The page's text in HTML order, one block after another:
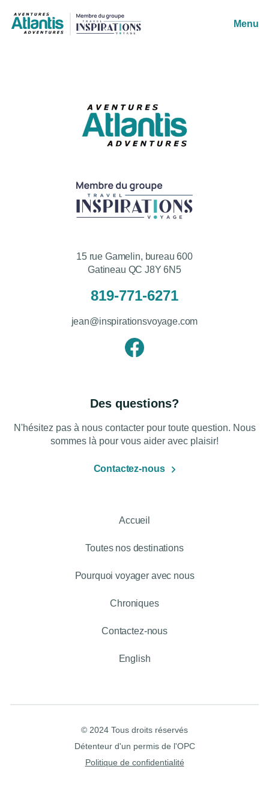
Menu
15 rue Gamelin, bureau 600
Gatineau QC J8Y 6N5
819-771-6271
jean@inspirationsvoyage.com
Des questions?
N'hésitez pas à nous contacter pour toute question. Nous
sommes là pour vous aider avec plaisir!
Contactez-nous
Accueil
Toutes nos destinations
Pourquoi voyager avec nous
Chroniques
Contactez-nous
English
© 2024 Tous droits réservés
Détenteur d'un permis de l'OPC
Politique de confidentialité